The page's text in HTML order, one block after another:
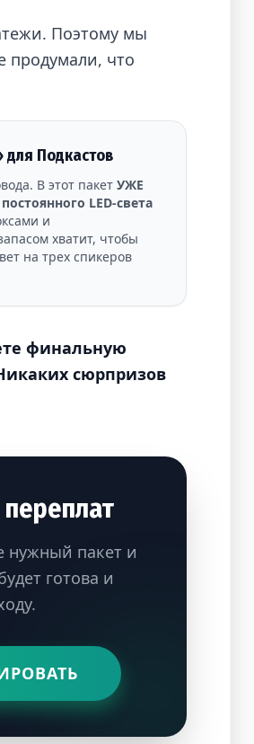
Поэтому мы
продумали, что
Подкастов
В этот пакетУЖЕ
LED-света
и
хватит, чтобы
на трех спикеров
финальную
сюрпризов
нужный пакет и
готова и